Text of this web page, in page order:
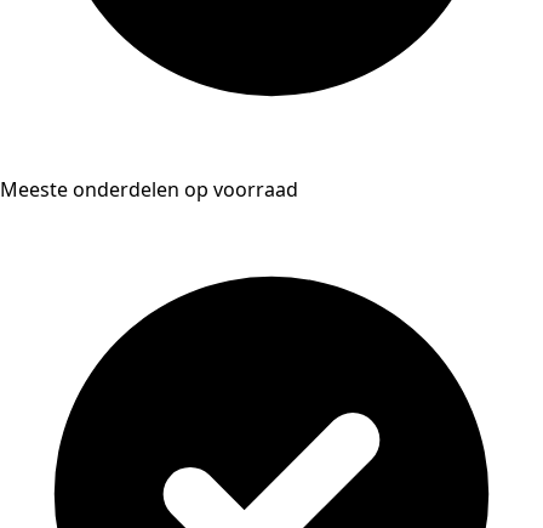
Meeste onderdelen op voorraad